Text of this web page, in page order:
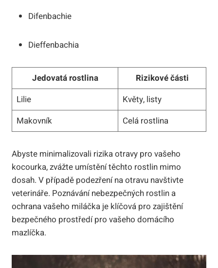
Difenbachie
Dieffenbachia
Jedovatá rostlina
Rizikové části
Lilie
Květy, listy
Makovník
Celá rostlina
Abyste minimalizovali rizika otravy pro vašeho
kocourka, zvážte umístění těchto rostlin mimo
dosah. V případě podezření na otravu navštivte
veterináře. Poznávání nebezpečných rostlin a
ochrana vašeho miláčka je klíčová pro zajištění
bezpečného prostředí pro vašeho domácího
mazlíčka.